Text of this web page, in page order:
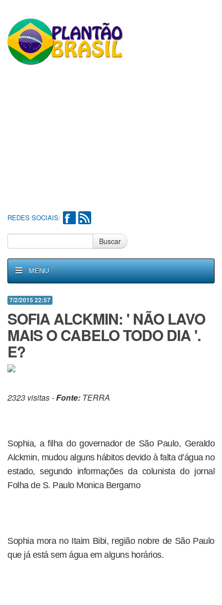
REDES SOCIAIS:
Buscar
MENU
7/2/2015 22:57
SOFIA ALCKMIN: ' NÃO LAVO
MAIS O CABELO TODO DIA '.
E?
2323 visitas -Fonte: TERRA
Sophia, a filha do governador de São Paulo, Geraldo
Alckmin, mudou alguns hábitos devido à falta d’água no
estado, segundo informações da colunista do jornal
Folha de S. Paulo Monica Bergamo
Sophia mora no Itaim Bibi, região nobre de São Paulo
que já está sem água em alguns horários.